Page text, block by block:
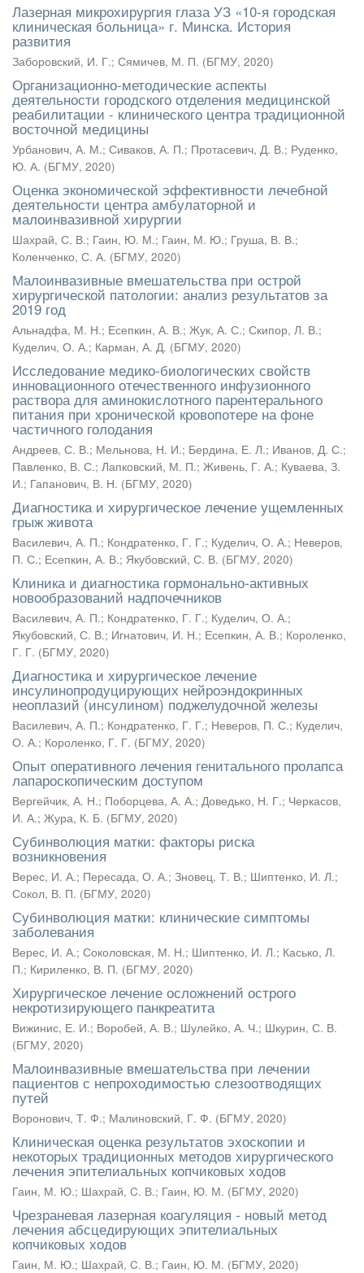
Лазерная микрохирургия глаза УЗ «10-я городская
клиническая больница» г. Минска. История
развития
Заборовский, И. Г.; Сямичев, М. П. (БГМУ, 2020)
Организационно-методические аспекты
деятельности городского отделения медицинской
реабилитации - клинического центра традиционной
восточной медицины
Урбанович, А. М.; Сиваков, А. П.; Протасевич, Д. В.; Руденко,
Ю. А. (БГМУ, 2020)
Оценка экономической эффективности лечебной
деятельности центра амбулаторной и
малоинвазивной хирургии
Шахрай, С. В.; Гаин, Ю. М.; Гаин, М. Ю.; Груша, В. В.;
Коленченко, С. А. (БГМУ, 2020)
Малоинвазивные вмешательства при острой
хирургической патологии: анализ результатов за
2019 год
Альнадфа, М. Н.; Есепкин, А. В.; Жук, А. С.; Скипор, Л. В.;
Куделич, О. А.; Карман, А. Д. (БГМУ, 2020)
Исследование медико-биологических свойств
инновационного отечественного инфузионного
раствора для аминокислотного парентерального
питания при хронической кровопотере на фоне
частичного голодания
Андреев, С. В.; Мельнова, Н. И.; Бердина, Е. Л.; Иванов, Д. С.;
Павленко, В. С.; Лапковский, М. П.; Живень, Г. А.; Куваева, З.
И.; Гапанович, В. Н. (БГМУ, 2020)
Диагностика и хирургическое лечение ущемленных
грыж живота
Василевич, А. П.; Кондратенко, Г. Г.; Куделич, О. А.; Неверов,
П. С.; Есепкин, А. В.; Якубовский, С. В. (БГМУ, 2020)
Клиника и диагностика гормонально-активных
новообразований надпочечников
Василевич, А. П.; Кондратенко, Г. Г.; Куделич, О. А.;
Якубовский, С. В.; Игнатович, И. Н.; Есепкин, А. В.; Короленко,
Г. Г. (БГМУ, 2020)
Диагностика и хирургическое лечение
инсулинопродуцирующих нейроэндокринных
неоплазий (инсулином) поджелудочной железы
Василевич, А. П.; Кондратенко, Г. Г.; Неверов, П. С.; Куделич,
О. А.; Короленко, Г. Г. (БГМУ, 2020)
Опыт оперативного лечения генитального пролапса
лапароскопическим доступом
Вергейчик, А. Н.; Поборцева, А. А.; Доведько, Н. Г.; Черкасов,
И. А.; Жура, К. Б. (БГМУ, 2020)
Субинволюция матки: факторы риска
возникновения
Верес, И. А.; Пересада, О. А.; Зновец, Т. В.; Шиптенко, И. Л.;
Сокол, В. П. (БГМУ, 2020)
Субинволюция матки: клинические симптомы
заболевания
Верес, И. А.; Соколовская, М. Н.; Шиптенко, И. Л.; Касько, Л.
П.; Кириленко, В. П. (БГМУ, 2020)
Хирургическое лечение осложнений острого
некротизирующего панкреатита
Вижинис, Е. И.; Воробей, А. В.; Шулейко, А. Ч.; Шкурин, С. В.
(БГМУ, 2020)
Малоинвазивные вмешательства при лечении
пациентов с непроходимостью слезоотводящих
путей
Воронович, Т. Ф.; Малиновский, Г. Ф. (БГМУ, 2020)
Клиническая оценка результатов эхоскопии и
некоторых традиционных методов хирургического
лечения эпителиальных копчиковых ходов
Гаин, М. Ю.; Шахрай, C. В.; Гаин, Ю. М. (БГМУ, 2020)
Чрезраневая лазерная коагуляция - новый метод
лечения абсцедирующих эпителиальных
копчиковых ходов
Гаин, М. Ю.; Шахрай, C. В.; Гаин, Ю. М. (БГМУ, 2020)